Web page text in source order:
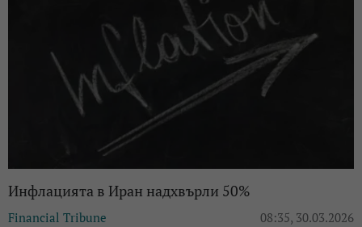
Инфлацията в Иран надхвърли 50%
Financial Tribune 08:35, 30.03.2026